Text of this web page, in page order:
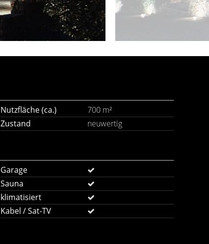
Nutzfläche (ca.)
700 m²
Zustand neuwertig
Garage
Sauna
klimatisiert
Kabel / Sat-TV